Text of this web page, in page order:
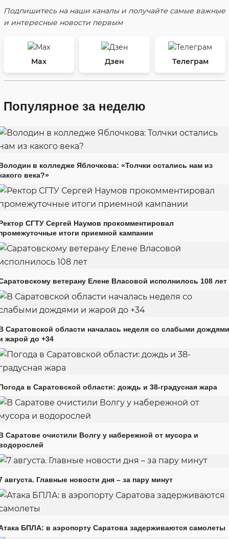
Подпишитесь на наши каналы и получайте самые важные
и интересные новости первым
Max Дзен Телеграм
Популярное за неделю
в колледже Яблочкова: «Толчки остались нам из
века?»
СГТУ Сергей Наумов прокомментировал
итоги приемной кампании
ветерану Елене Власовой исполнилось 108 лет
Саратовской области началась неделя со слабыми дождями
жарой до +34
в Саратовской области: дождь и 38-градусная жара
Саратове очистили Волгу у набережной от мусора и
августа. Главные новости дня – за пару минут
БПЛА: в аэропорту Саратова задерживаются самолеты